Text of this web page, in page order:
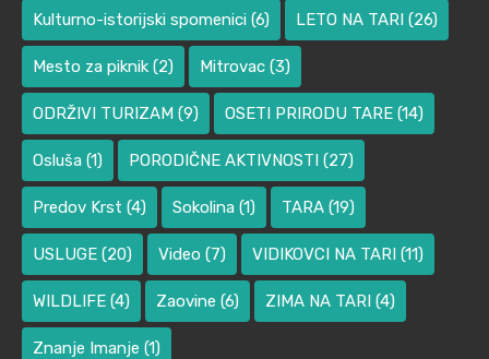
Kulturno-istorijski spomenici (6) LETO NA TARI (26)
Mesto za piknik (2) Mitrovac (3)
ODRŽIVI TURIZAM (9) OSETI PRIRODU TARE (14)
Osluša (1) PORODIČNE AKTIVNOSTI (27)
Predov Krst (4) Sokolina (1) TARA (19)
USLUGE (20) Video (7) VIDIKOVCI NA TARI (11)
WILDLIFE (4) Zaovine (6) ZIMA NA TARI (4)
Znanje Imanje (1)